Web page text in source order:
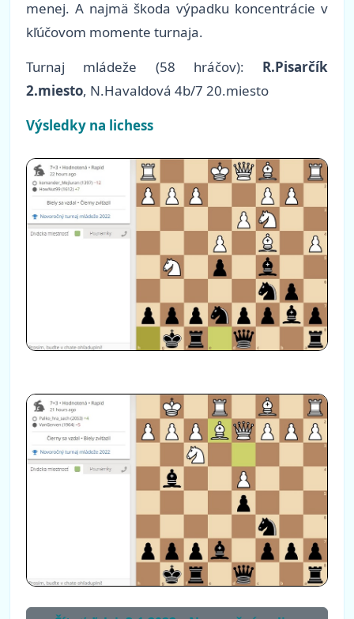
menej. A najmä škoda výpadku koncentrácie v
kľúčovom momente turnaja.
Turnaj mládeže (58 hráčov): R.Pisarčík
2.miesto, N.Havaldová 4b/7 20.miesto
Výsledky na lichess